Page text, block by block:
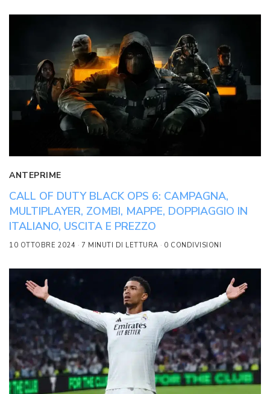
ANTEPRIME
CALL OF DUTY BLACK OPS 6: CAMPAGNA,
MULTIPLAYER, ZOMBI, MAPPE, DOPPIAGGIO IN
ITALIANO, USCITA E PREZZO
10 OTTOBRE 2024 7 MINUTI DI LETTURA 0 CONDIVISIONI